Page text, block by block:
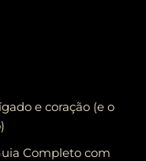
e coração (e o
Completo com